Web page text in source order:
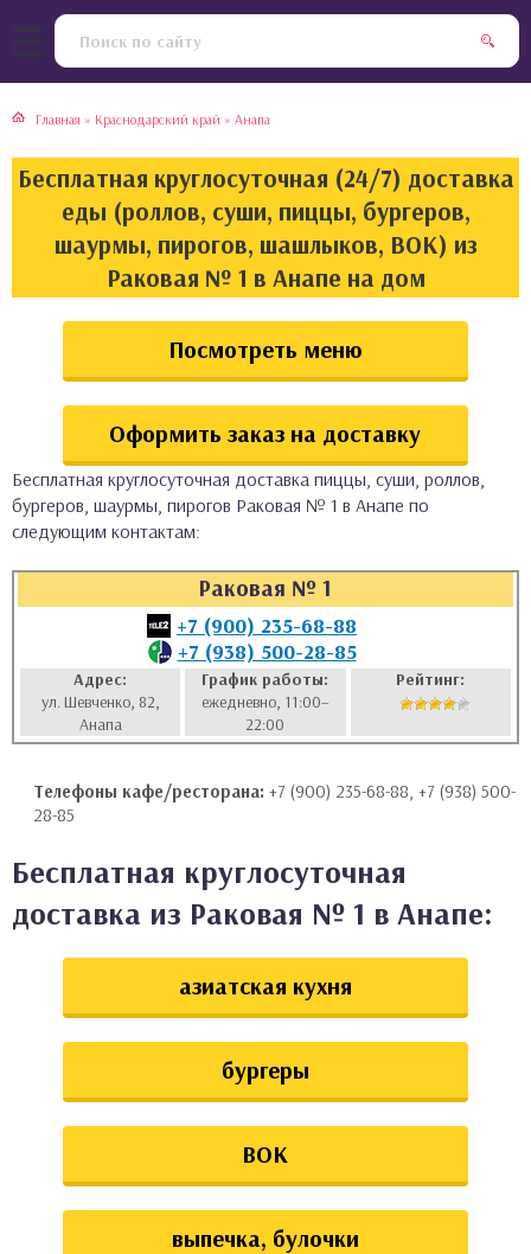
Главная » Краснодарский край » Анапа
Бесплатная круглосуточная (24/7) доставка
еды (роллов, суши, пиццы, бургеров,
шаурмы, пирогов, шашлыков, ВОК) из
Раковая № 1 в Анапе на дом
Посмотреть меню
Оформить заказ на доставку
Бесплатная круглосуточная доставка пиццы, суши, роллов,
бургеров, шаурмы, пирогов Раковая № 1 в Анапе по
следующим контактам:
Раковая № 1
+7 (900) 235-68-88
+7 (938) 500-28-85
Адрес:
ул. Шевченко, 82,
Анапа
График работы:
ежедневно, 11:00–
22:00
Рейтинг:
Телефоны кафе/ресторана: +7 (900) 235-68-88, +7 (938) 500-
28-85
Бесплатная круглосуточная
доставка из Раковая № 1 в Анапе:
азиатская кухня
бургеры
ВОК
выпечка, булочки
кухня
кухня
кухня
кухня
булочки